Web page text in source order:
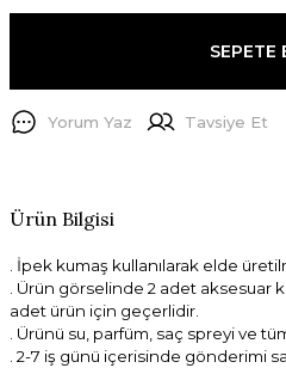
SEPETE
Yorum Yaz Tavsiye Et
Ürün Bilgisi
. İpek kumaş kullanılarak elde
. Ürün görselinde 2 adet aksesuar
adet ürün için geçerlidir.
. Ürünü su, parfüm, saç spreyi ve
. 2-7 iş günü içerisinde gönderimi